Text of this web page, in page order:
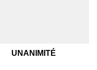
UNANIMITÉ